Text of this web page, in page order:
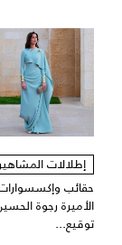
إطلالات
حقائب
الأميرة رجوة
توقيع...